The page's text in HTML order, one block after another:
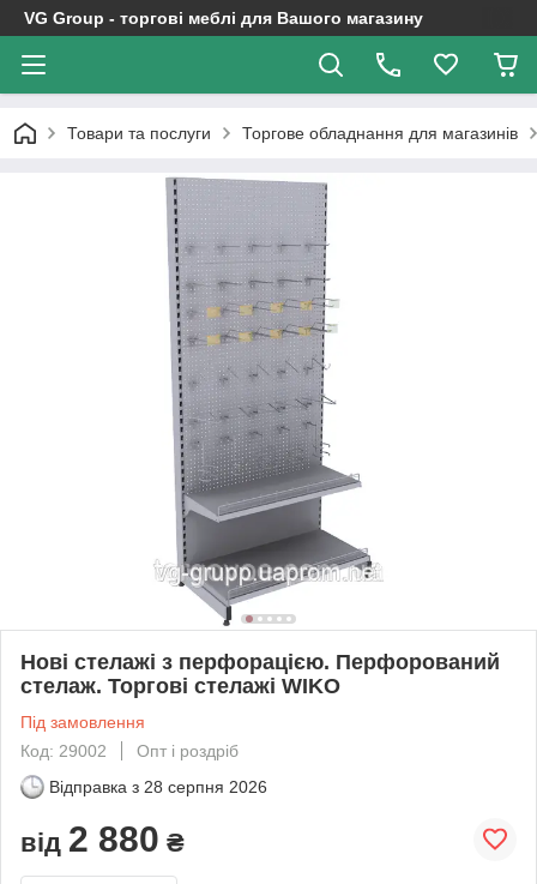
VG Group - торгові меблі для Вашого магазину
Товари та послуги Торгове обладнання для магазинів
Нові стелажі з перфорацією. Перфорований
стелаж. Торгові стелажі WIKO
Під замовлення
Код: 29002
Опт і роздріб
Відправка з 28 серпня 2026
від 2 880 ₴